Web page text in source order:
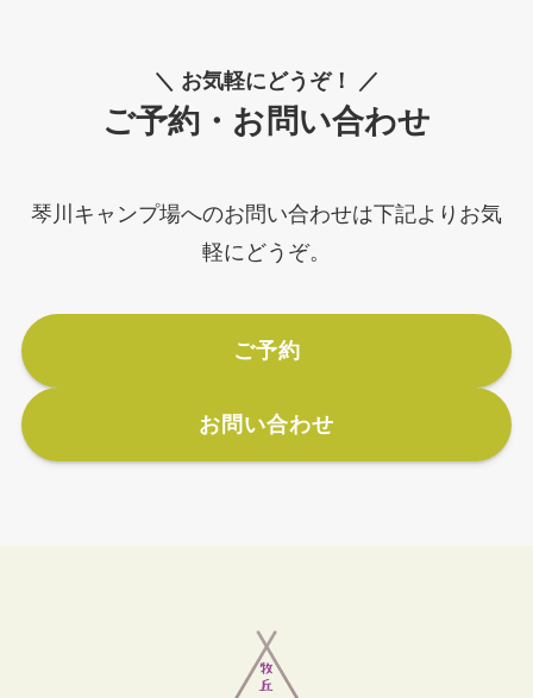
＼ お気軽にどうぞ！ ／
ご予約・お問い合わせ
琴川キャンプ場へのお問い合わせは下記よりお気
軽にどうぞ。
ご予約
お問い合わせ